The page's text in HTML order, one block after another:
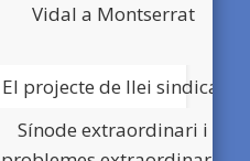
Vidal a Montserrat
El projecte de llei sindical
Sínode extraordinari i